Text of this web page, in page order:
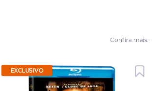
Confira mais+
EXCLUSIVO